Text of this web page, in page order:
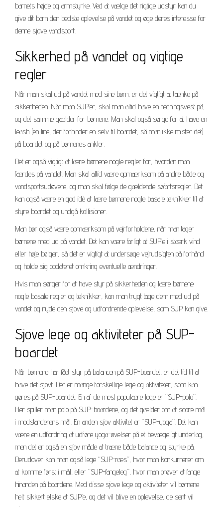
barnets højde og armstyrke. Ved at vælge det rigtige udstyr kan du
give dit barn den bedste oplevelse på vandet og øge deres interesse for
denne sjove vandsport.
Sikkerhed på vandet og vigtige
regler
Når man skal ud på vandet med sine børn, er det vigtigt at tænke på
sikkerheden. Når man SUP’er, skal man altid have en redningsvest på,
og det samme gælder for børnene. Man skal også sørge for at have en
leash (en line, der forbinder en selv til boardet, så man ikke mister det)
på boardet og på børnenes ankler.
Det er også vigtigt at lære børnene nogle regler for, hvordan man
færdes på vandet. Man skal altid være opmærksom på andre både og
vandsportsudøvere, og man skal følge de gældende søfartsregler. Det
kan også være en god idé at lære børnene nogle basale teknikker til at
styre boardet og undgå kollisioner.
Man bør også være opmærksom på vejrforholdene, når man tager
børnene med ud på vandet. Det kan være farligt at SUP’e i stærk vind
eller høje bølger, så det er vigtigt at undersøge vejrudsigten på forhånd
og holde sig opdateret omkring eventuelle ændringer.
Hvis man sørger for at have styr på sikkerheden og lære børnene
nogle basale regler og teknikker, kan man trygt tage dem med ud på
vandet og nyde den sjove og udfordrende oplevelse, som SUP kan give.
Sjove lege og aktiviteter på SUP-
boardet
Når børnene har fået styr på balancen på SUP-boardet, er det tid til at
have det sjovt. Der er mange forskellige lege og aktiviteter, som kan
gøres på SUP-boardet. En af de mest populære lege er “SUP-polo”.
Her spiller man polo på SUP-boardene, og det gælder om at score mål
i modstanderens mål. En anden sjov aktivitet er “SUP-yoga”. Det kan
være en udfordring at udføre yoga-øvelser på et bevægeligt underlag,
men det er også en sjov måde at træne både balance og styrke på.
Derudover kan man også lege “SUP-ræs”, hvor man konkurrerer om
at komme først i mål, eller “SUP-fangeleg”, hvor man prøver at fange
hinanden på boardene. Med disse sjove lege og aktiviteter vil børnene
helt sikkert elske at SUP’e, og det vil blive en oplevelse, de sent vil